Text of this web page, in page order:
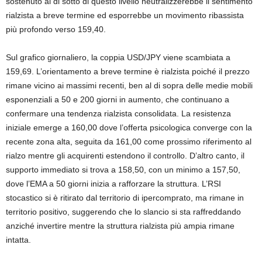
rialzista a breve termine ed esporrebbe un movimento ribassista
più profondo verso 159,40.
Sul grafico giornaliero, la coppia USD/JPY viene scambiata a
159,69. L’orientamento a breve termine è rialzista poiché il prezzo
rimane vicino ai massimi recenti, ben al di sopra delle medie mobili
esponenziali a 50 e 200 giorni in aumento, che continuano a
confermare una tendenza rialzista consolidata. La resistenza
iniziale emerge a 160,00 dove l’offerta psicologica converge con la
recente zona alta, seguita da 161,00 come prossimo riferimento al
rialzo mentre gli acquirenti estendono il controllo. D’altro canto, il
supporto immediato si trova a 158,50, con un minimo a 157,50,
dove l’EMA a 50 giorni inizia a rafforzare la struttura. L’RSI
stocastico si è ritirato dal territorio di ipercomprato, ma rimane in
territorio positivo, suggerendo che lo slancio si sta raffreddando
anziché invertire mentre la struttura rialzista più ampia rimane
intatta.